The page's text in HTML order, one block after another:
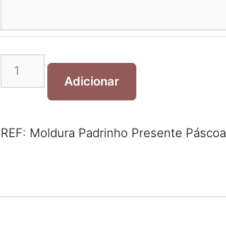
Quantidade
Presente
Adicionar
REF: Moldura Padrinho Presente Páscoa